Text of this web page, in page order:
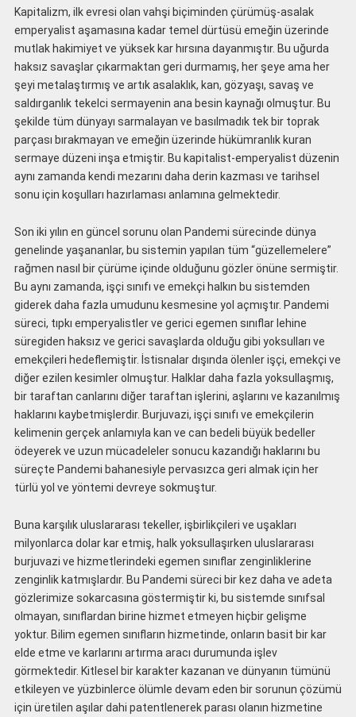
Kapitalizm, ilk evresi olan vahşi biçiminden çürümüş-asalak
emperyalist aşamasına kadar temel dürtüsü emeğin üzerinde
mutlak hakimiyet ve yüksek kar hırsına dayanmıştır. Bu uğurda
haksız savaşlar çıkarmaktan geri durmamış, her şeye ama her
şeyi metalaştırmış ve artık asalaklık, kan, gözyaşı, savaş ve
saldırganlık tekelci sermayenin ana besin kaynağı olmuştur. Bu
şekilde tüm dünyayı sarmalayan ve basılmadık tek bir toprak
parçası bırakmayan ve emeğin üzerinde hükümranlık kuran
sermaye düzeni inşa etmiştir. Bu kapitalist-emperyalist düzenin
aynı zamanda kendi mezarını daha derin kazması ve tarihsel
sonu için koşulları hazırlaması anlamına gelmektedir.
Son iki yılın en güncel sorunu olan Pandemi sürecinde dünya
genelinde yaşananlar, bu sistemin yapılan tüm “güzellemelere”
rağmen nasıl bir çürüme içinde olduğunu gözler önüne sermiştir.
Bu aynı zamanda, işçi sınıfı ve emekçi halkın bu sistemden
giderek daha fazla umudunu kesmesine yol açmıştır. Pandemi
süreci, tıpkı emperyalistler ve gerici egemen sınıflar lehine
süregiden haksız ve gerici savaşlarda olduğu gibi yoksulları ve
emekçileri hedeflemiştir. İstisnalar dışında ölenler işçi, emekçi ve
diğer ezilen kesimler olmuştur. Halklar daha fazla yoksullaşmış,
bir taraftan canlarını diğer taraftan işlerini, aşlarını ve kazanılmış
haklarını kaybetmişlerdir. Burjuvazi, işçi sınıfı ve emekçilerin
kelimenin gerçek anlamıyla kan ve can bedeli büyük bedeller
ödeyerek ve uzun mücadeleler sonucu kazandığı haklarını bu
süreçte Pandemi bahanesiyle pervasızca geri almak için her
türlü yol ve yöntemi devreye sokmuştur.
Buna karşılık uluslararası tekeller, işbirlikçileri ve uşakları
milyonlarca dolar kar etmiş, halk yoksullaşırken uluslararası
burjuvazi ve hizmetlerindeki egemen sınıflar zenginliklerine
zenginlik katmışlardır. Bu Pandemi süreci bir kez daha ve adeta
gözlerimize sokarcasına göstermiştir ki, bu sistemde sınıfsal
olmayan, sınıflardan birine hizmet etmeyen hiçbir gelişme
yoktur. Bilim egemen sınıfların hizmetinde, onların basit bir kar
elde etme ve karlarını artırma aracı durumunda işlev
görmektedir. Kitlesel bir karakter kazanan ve dünyanın tümünü
etkileyen ve yüzbinlerce ölümle devam eden bir sorunun çözümü
için üretilen aşılar dahi patentlenerek parası olanın hizmetine